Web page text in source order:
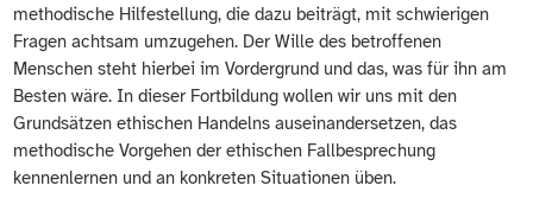
methodische Hilfestellung, die dazu beiträgt, mit schwierigen
Fragen achtsam umzugehen. Der Wille des betroffenen
Menschen steht hierbei im Vordergrund und das, was für ihn am
Besten wäre. In dieser Fortbildung wollen wir uns mit den
Grundsätzen ethischen Handelns auseinandersetzen, das
methodische Vorgehen der ethischen Fallbesprechung
kennenlernen und an konkreten Situationen üben.